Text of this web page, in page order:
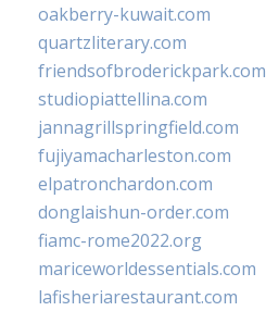
oakberry-kuwait.com
quartzliterary.com
friendsofbroderickpark.com
studiopiattellina.com
jannagrillspringfield.com
fujiyamacharleston.com
elpatronchardon.com
donglaishun-order.com
fiamc-rome2022.org
mariceworldessentials.com
lafisheriarestaurant.com